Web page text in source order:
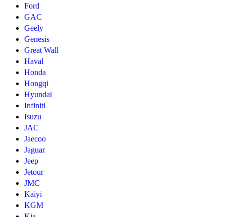
Ford
GAC
Geely
Genesis
Great Wall
Haval
Honda
Hongqi
Hyundai
Infiniti
Isuzu
JAC
Jaecoo
Jaguar
Jeep
Jetour
JMC
Kaiyi
KGM